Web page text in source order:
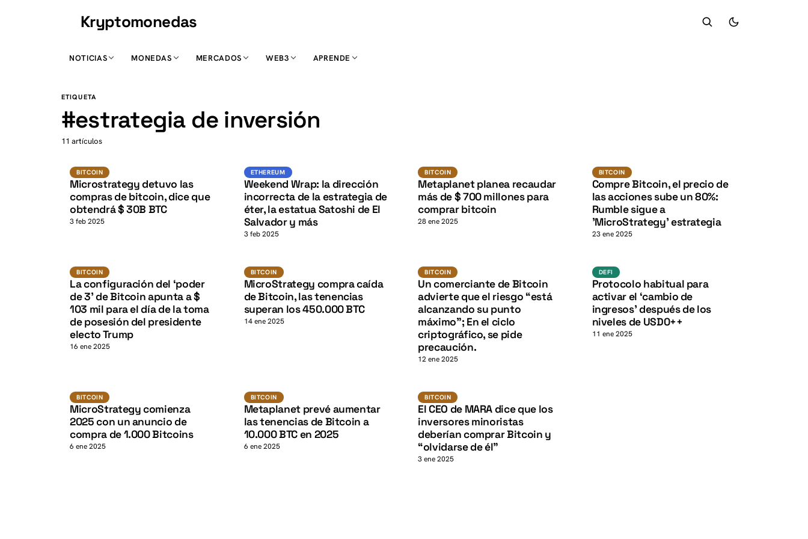
Kryptomonedas
NOTICIAS MONEDAS MERCADOS WEB3 APRENDE
ETIQUETA
#estrategia de inversión
11 artículos
BITCOIN K
BITCOIN
Microstrategy detuvo las
compras de bitcoin, dice que
obtendrá $ 30B BTC
3 feb 2025
EthereumK
ETHEREUM
Weekend Wrap: la dirección
incorrecta de la estrategia de
éter, la estatua Satoshi de El
Salvador y más
3 feb 2025
BITCOIN K
BITCOIN
Metaplanet planea recaudar
más de $ 700 millones para
comprar bitcoin
28 ene 2025
BITCOIN K
BITCOIN
Compre Bitcoin, el precio de
las acciones sube un 80%:
Rumble sigue a
'MicroStrategy' estrategia
23 ene 2025
BITCOIN K
BITCOIN
La configuración del ‘poder
de 3’ de Bitcoin apunta a $
103 mil para el día de la toma
de posesión del presidente
electo Trump
16 ene 2025
BITCOIN K
BITCOIN
MicroStrategy compra caída
de Bitcoin, las tenencias
superan los 450.000 BTC
14 ene 2025
BITCOIN K
BITCOIN
Un comerciante de Bitcoin
advierte que el riesgo “está
alcanzando su punto
máximo”; En el ciclo
criptográfico, se pide
precaución.
12 ene 2025
K
DEFI
Protocolo habitual para
activar el ‘cambio de
ingresos’ después de los
niveles de USD0++
11 ene 2025
K
BITCOIN
MicroStrategy comienza
2025 con un anuncio de
compra de 1.000 Bitcoins
6 ene 2025
BITCOIN K
BITCOIN
Metaplanet prevé aumentar
las tenencias de Bitcoin a
10.000 BTC en 2025
6 ene 2025
BITCOIN K
BITCOIN
El CEO de MARA dice que los
inversores minoristas
deberían comprar Bitcoin y
“olvidarse de él”
3 ene 2025